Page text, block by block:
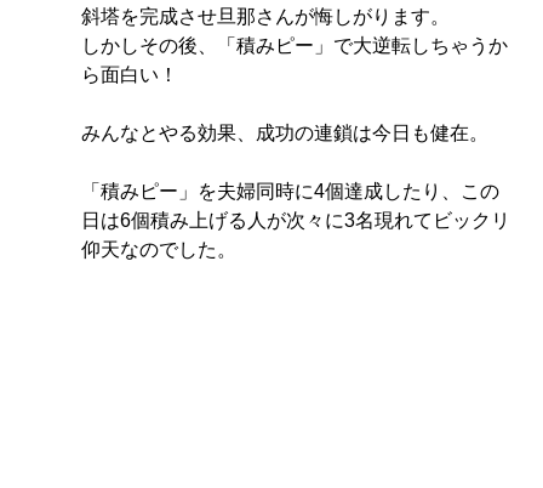
斜塔を完成させ旦那さんが悔しがります。
しかしその後、「積みピー」で大逆転しちゃうか
ら面白い！
みんなとやる効果、成功の連鎖は今日も健在。
「積みピー」を夫婦同時に4個達成したり、この
日は6個積み上げる人が次々に3名現れてビックリ
仰天なのでした。